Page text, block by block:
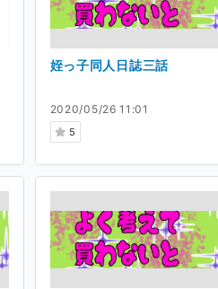
資金の使い道などを書き
2020/05/26 11:01
5
姪っ子同人日誌三話